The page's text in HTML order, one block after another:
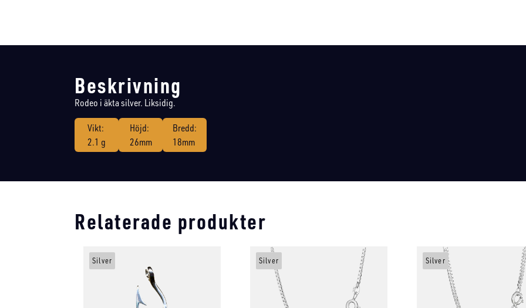
Beskrivning
Rodeo i äkta silver. Liksidig.
Vikt:
2.1 g
Höjd:
26mm
Bredd:
18mm
Relaterade produkter
Silver Silver Silver